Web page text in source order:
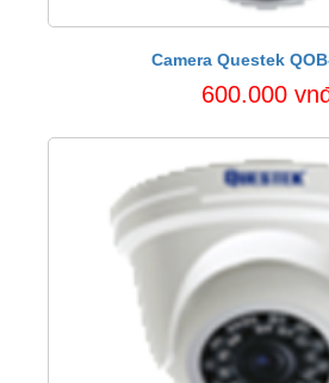
Camera Questek
600.000